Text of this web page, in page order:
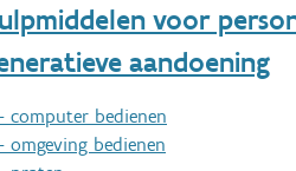
voor
aandoening
computer bedienen
omgeving bedienen